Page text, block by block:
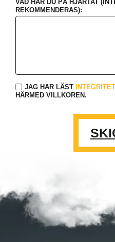
VAD HAR DU PÅ HJÄRTAT
REKOMMENDERAS):
JAG HAR LÄST
HÄRMED VILLKOREN.